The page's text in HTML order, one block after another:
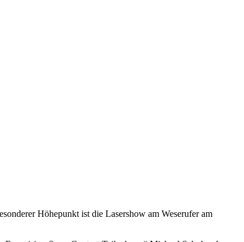
Höhepunkt ist die Lasershow am Weserufer am